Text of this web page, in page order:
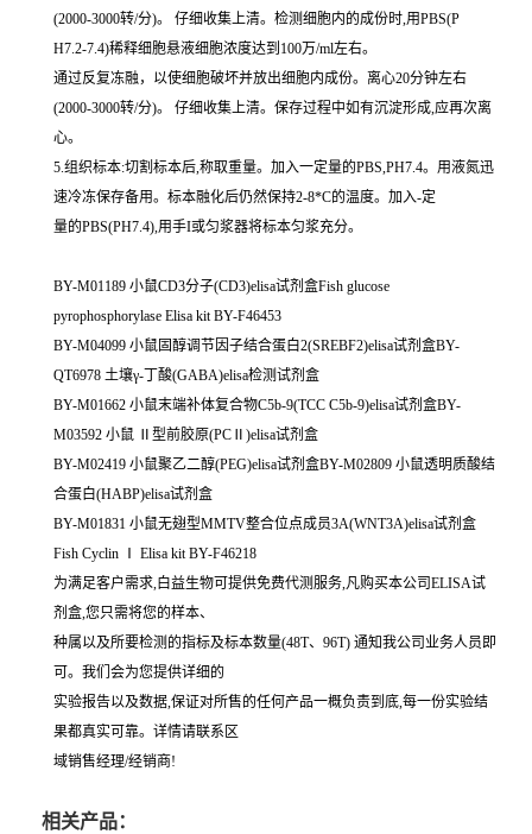
(2000-3000转/分)。 仔细收集上清。检测细胞内的成份时,用PBS(P
H7.2-7.4)稀释细胞悬液细胞浓度达到100万/ml左右。
通过反复冻融，以使细胞破坏并放出细胞内成份。离心20分钟左右
(2000-3000转/分)。 仔细收集上清。保存过程中如有沉淀形成,应再次离
心。
5.组织标本:切割标本后,称取重量。加入一定量的PBS,PH7.4。用液氮迅
速冷冻保存备用。标本融化后仍然保持2-8*C的温度。加入-定
量的PBS(PH7.4),用手I或匀浆器将标本匀浆充分。
BY-M01189 小鼠CD3分子(CD3)elisa试剂盒Fish glucose
pyrophosphorylase Elisa kit BY-F46453
BY-M04099 小鼠固醇调节因子结合蛋白2(SREBF2)elisa试剂盒BY-
QT6978 土壤γ-丁酸(GABA)elisa检测试剂盒
BY-M01662 小鼠末端补体复合物C5b-9(TCC C5b-9)elisa试剂盒BY-
M03592 小鼠 Ⅱ型前胶原(PCⅡ)elisa试剂盒
BY-M02419 小鼠聚乙二醇(PEG)elisa试剂盒BY-M02809 小鼠透明质酸结
合蛋白(HABP)elisa试剂盒
BY-M01831 小鼠无翅型MMTV整合位点成员3A(WNT3A)elisa试剂盒
Fish Cyclin Ⅰ Elisa kit BY-F46218
为满足客户需求,白益生物可提供免费代测服务,凡购买本公司ELISA试
剂盒,您只需将您的样本、
种属以及所要检测的指标及标本数量(48T、96T) 通知我公司业务人员即
可。我们会为您提供详细的
实验报告以及数据,保证对所售的任何产品一概负责到底,每一份实验结
果都真实可靠。详情请联系区
域销售经理/经销商!
相关产品：